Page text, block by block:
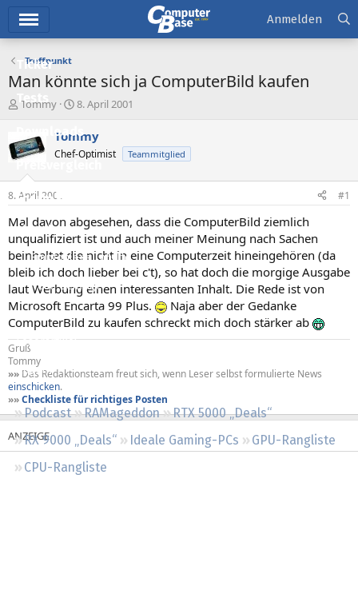
Ticker
Tests
Downloads
Preisvergleich
Forum
Aktuelles
Empfohlene Inhalte
Neue Beiträge
Neueste Aktivitäten
Leserartikel
Regeln
Podcast RAMageddon
RTX 5000 „Deals“
RX 9000 „Deals“
Ideale Gaming-PCs
GPU-Rangliste
CPU-Rangliste
Anmelden
Treffpunkt
Man könnte sich ja ComputerBild kaufen
E
t
e
l
e
r
Tommy
E
s
e
t
a
m
8. April 2001
Tommy
Chef-Optimist Teammitglied
8. April 2001 #1
Mal davon abgesehen, dass die ComputerBild ziemlich
unqualifiziert ist und auch meiner Meinung nach Sachen
beinhaltet die nicht in eine Computerzeit hineingehören (da
bleib ich doch lieber bei c't), so hat doch die morgige Ausgabe
laut Werbung einen interessanten Inhalt. Die Rede ist von
Microsoft Encarta 99 Plus.
Naja aber der Gedanke
ComputerBild zu kaufen schreckt mich doch stärker ab
Gruß
Tommy
»» Das Redaktionsteam freut sich, wenn Leser selbst formulierte News
einschicken.
»»Checkliste für richtiges Posten